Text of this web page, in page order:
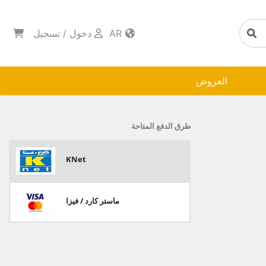
دخول / تسجيل
العروض
طرق الدفع المتاحة
KNet
ماستر كارد / فيزا